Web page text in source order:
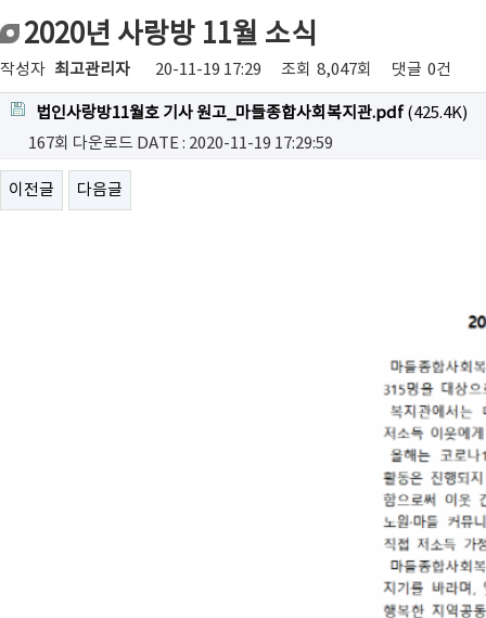
2020년 사랑방 11월 소식
작성자 최고관리자 20-11-19 17:29 조회 8,047회 댓글 0건
법인사랑방11월호 기사 원고_마들종합사회복지관.pdf (425.4K)
167회 다운로드 DATE : 2020-11-19 17:29:59
이전글 다음글